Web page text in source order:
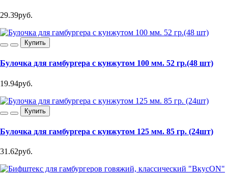
29.39руб.
Купить
Булочка для гамбургера с кунжутом 100 мм. 52 гр.(48 шт)
19.94руб.
Купить
Булочка для гамбургера с кунжутом 125 мм. 85 гр. (24шт)
31.62руб.